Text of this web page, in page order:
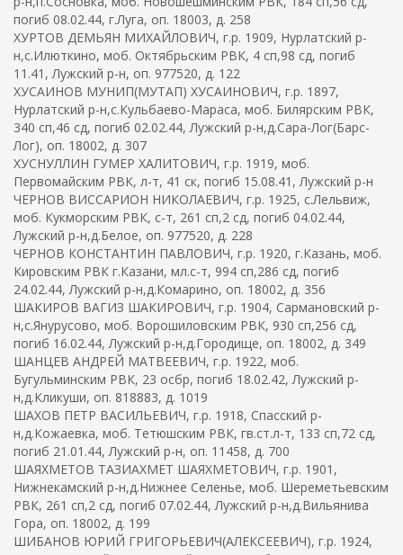
погиб 08.02.44, г.Луга, оп. 18003, д. 258
ХУРТОВ ДЕМЬЯН МИХАЙЛОВИЧ, г.р. 1909, Нурлатский р-
н,с.Илюткино, моб. Октябрьским РВК, 4 сп,98 сд, погиб
11.41, Лужский р-н, оп. 977520, д. 122
ХУСАИНОВ МУНИП(МУТАП) ХУСАИНОВИЧ, г.р. 1897,
Нурлатский р-н,с.Кульбаево-Мараса, моб. Билярским РВК,
340 сп,46 сд, погиб 02.02.44, Лужский р-н,д.Сара-Лог(Барс-
Лог), оп. 18002, д. 307
ХУСНУЛЛИН ГУМЕР ХАЛИТОВИЧ, г.р. 1919, моб.
Первомайским РВК, л-т, 41 ск, погиб 15.08.41, Лужский р-н
ЧЕРНОВ ВИССАРИОН НИКОЛАЕВИЧ, г.р. 1925, с.Лельвиж,
моб. Кукморским РВК, с-т, 261 сп,2 сд, погиб 04.02.44,
Лужский р-н,д.Белое, оп. 977520, д. 228
ЧЕРНОВ КОНСТАНТИН ПАВЛОВИЧ, г.р. 1920, г.Казань, моб.
Кировским РВК г.Казани, мл.с-т, 994 сп,286 сд, погиб
24.02.44, Лужский р-н,д.Комарино, оп. 18002, д. 356
ШАКИРОВ ВАГИЗ ШАКИРОВИЧ, г.р. 1904, Сармановский р-
н,с.Янурусово, моб. Ворошиловским РВК, 930 сп,256 сд,
погиб 16.02.44, Лужский р-н,д.Городище, оп. 18002, д. 349
ШАНЦЕВ АНДРЕЙ МАТВЕЕВИЧ, г.р. 1922, моб.
Бугульминским РВК, 23 осбр, погиб 18.02.42, Лужский р-
н,д.Кликуши, оп. 818883, д. 1019
ШАХОВ ПЕТР ВАСИЛЬЕВИЧ, г.р. 1918, Спасский р-
н,д.Кожаевка, моб. Тетюшским РВК, гв.ст.л-т, 133 сп,72 сд,
погиб 21.01.44, Лужский р-н, оп. 11458, д. 700
ШАЯХМЕТОВ ТАЗИАХМЕТ ШАЯХМЕТОВИЧ, г.р. 1901,
Нижнекамский р-н,д.Нижнее Селенье, моб. Шереметьевским
РВК, 261 сп,2 сд, погиб 07.02.44, Лужский р-н,д.Вильянива
Гора, оп. 18002, д. 199
ШИБАНОВ ЮРИЙ ГРИГОРЬЕВИЧ(АЛЕКСЕЕВИЧ), г.р. 1924,